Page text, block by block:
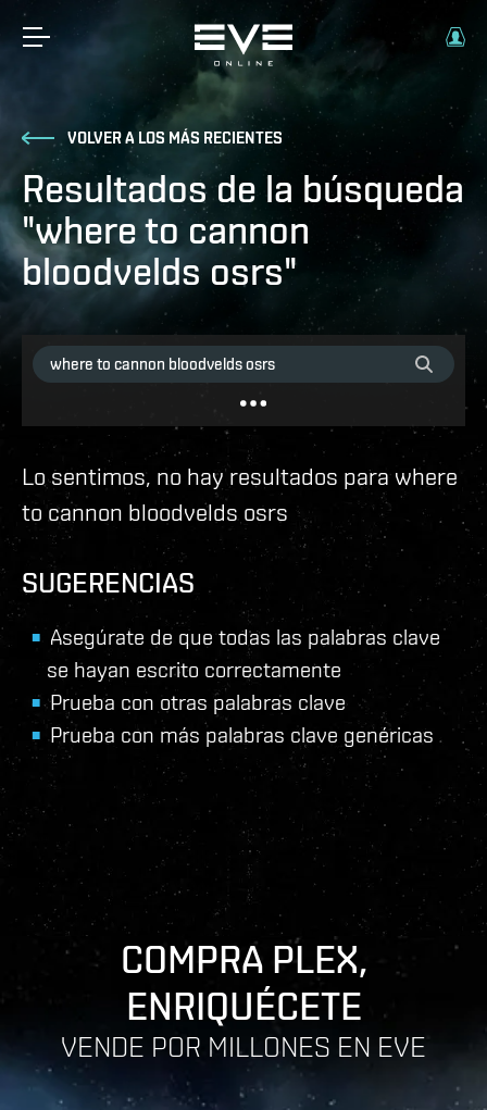
VOLVER A LOS MÁS RECIENTES
Resultados de la búsqueda
"where to cannon
bloodvelds osrs"
Lo sentimos, no hay resultados para where
to cannon bloodvelds osrs
SUGERENCIAS
Asegúrate de que todas las palabras clave
se hayan escrito correctamente
Prueba con otras palabras clave
Prueba con más palabras clave genéricas
COMPRA PLEX,
ENRIQUÉCETE
VENDE POR MILLONES EN EVE